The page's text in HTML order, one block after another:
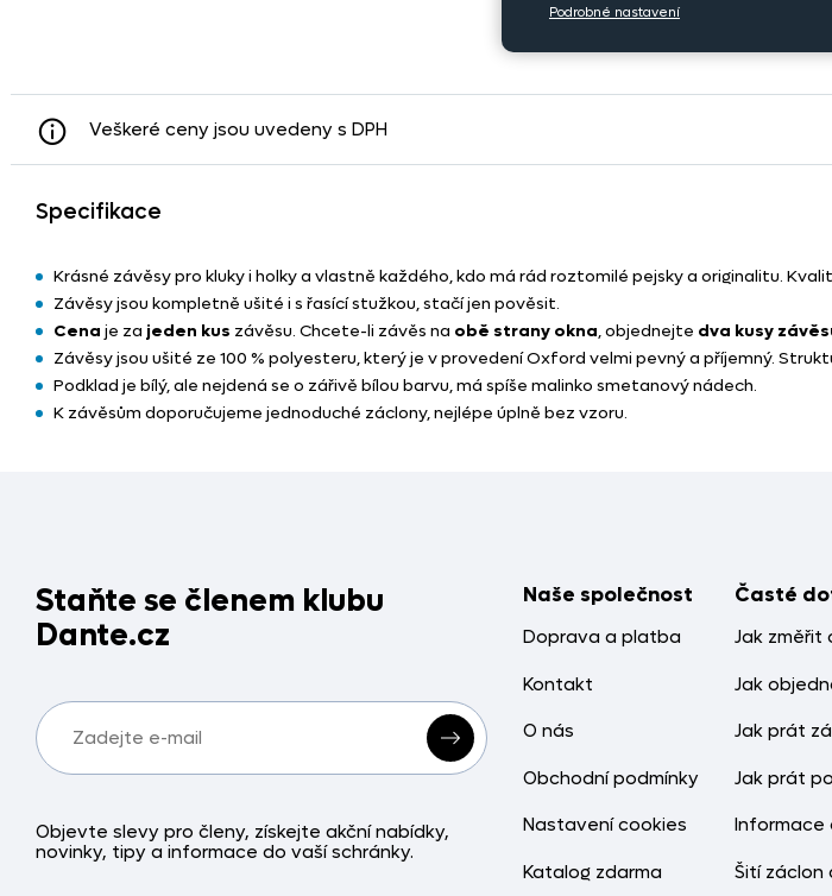
Veškeré ceny jsou uvedeny s DPH
Specifikace
Krásné závěsy pro kluky i holky a vlastně každého, kdo má rád roztomilé pejsky a originalitu.
Závěsy jsou kompletně ušité i s řasící stužkou, stačí jen pověsit.
Cena je za jeden kus závěsu. Chcete-li závěs na obě strany okna, objednejte dva kusy
Závěsy jsou ušité ze 100 % polyesteru, který je v provedení Oxford velmi pevný a příjemný.
Podklad je bílý, ale nejdená se o zářivě bílou barvu, má spíše malinko smetanový nádech.
K závěsům doporučujeme jednoduché záclony, nejlépe úplně bez vzoru.
Staňte se členem klubu
Dante.cz
Objevte slevy pro členy, získejte akční nabídky,
novinky, tipy a informace do vaší schránky.
Naše společnost
Doprava a platba
Kontakt
O nás
Obchodní podmínky
Nastavení cookies
Katalog zdarma
Časté
Jak změřit
Jak
Jak prát
Jak prát
Informace
Šití záclon
Podrobné nastavení